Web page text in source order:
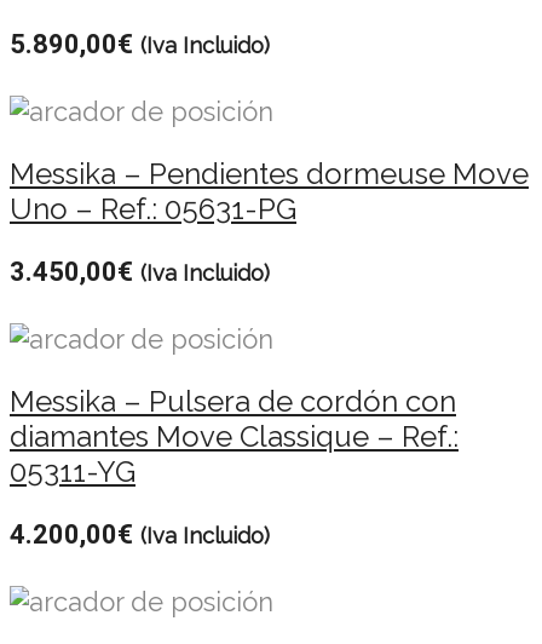
5.890,00€ (Iva Incluido)
Messika – Pendientes dormeuse Move
Uno – Ref.: 05631-PG
3.450,00€ (Iva Incluido)
Messika – Pulsera de cordón con
diamantes Move Classique – Ref.:
05311-YG
4.200,00€ (Iva Incluido)